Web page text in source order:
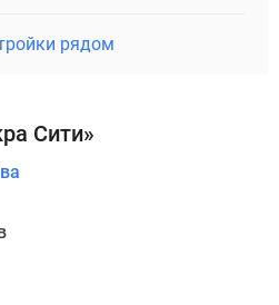
рядом
Сити»